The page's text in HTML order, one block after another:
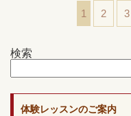
1 2 3
検索
体験レッスンのご案内